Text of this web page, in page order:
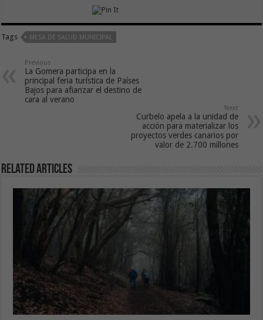
Tags MESA DE SALUD MUNICIPAL
Previous
La Gomera participa en la
principal feria turística de Países
Bajos para afianzar el destino de
cara al verano
Next
Curbelo apela a la unidad de
acción para materializar los
proyectos verdes canarios por
valor de 2.700 millones
Related Articles